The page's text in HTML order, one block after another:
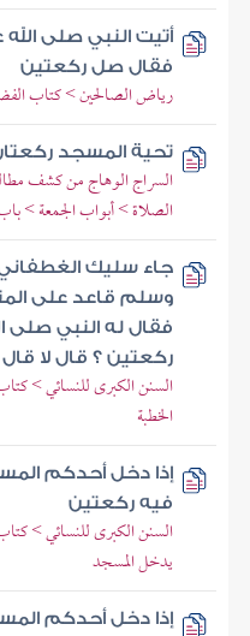
أتيت النبي صلى
فقال صل ركعتين
رياض الصالحين > كتاب
تحية المسجد
السراج الوهاج من كشف
الصلاة > أبواب الجمعة >
جاء سليك الغطفاني
وسلم قاعد على
فقال له النبي صلى
ركعتين ؟ قال لا
السنن الكبرى للنسائي >
الخطبة
إذا دخل أحدكم
فيه ركعتين
السنن الكبرى للنسائي >
يدخل المسجد
إذا دخل أحدكم